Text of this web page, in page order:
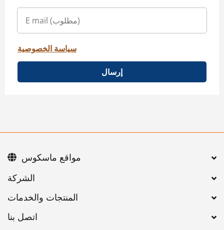
سياسة الخصوصية
إرسال
اتصل بنا
مواقع ماسكوس